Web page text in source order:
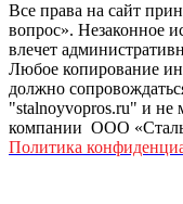
Все права на сайт
вопрос». Незаконное
влечет
Любое копирование
должно
"stalnoyvopros.ru" и не
компании ООО
Политика